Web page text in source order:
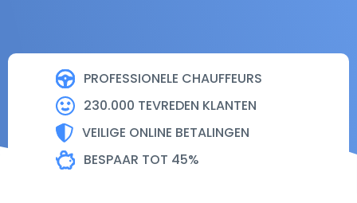
PROFESSIONELE CHAUFFEURS
230.000 TEVREDEN KLANTEN
VEILIGE ONLINE BETALINGEN
BESPAAR TOT 45%